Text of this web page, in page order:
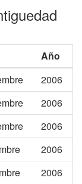
Año
2006
2006
2006
2006
2006